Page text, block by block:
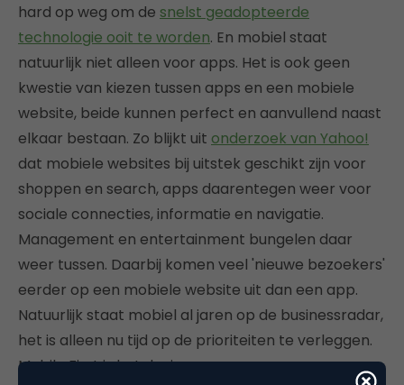
hard op weg om de snelst geadopteerde
technologie ooit te worden. En mobiel staat
natuurlijk niet alleen voor apps. Het is ook geen
kwestie van kiezen tussen apps en een mobiele
website, beide kunnen perfect en aanvullend naast
elkaar bestaan. Zo blijkt uit onderzoek van Yahoo!
dat mobiele websites bij uitstek geschikt zijn voor
shoppen en search, apps daarentegen weer voor
sociale connecties, informatie en navigatie.
Management en entertainment bungelen daar
weer tussen. Daarbij komen veel 'nieuwe bezoekers'
eerder op een mobiele website uit dan een app.
Natuurlijk staat mobiel al jaren op de businessradar,
het is alleen nu tijd op de prioriteiten te verleggen.
Mobile First is het devies.